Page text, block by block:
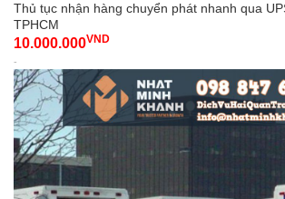
Thủ tục nhận hàng chuyển phát nhanh qua
TPHCM
10.000.000VND
-